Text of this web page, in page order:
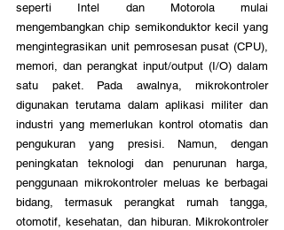
seperti Intel dan Motorola mulai
mengembangkan chip semikonduktor kecil yang
mengintegrasikan unit pemrosesan pusat (CPU),
memori, dan perangkat input/output (I/O) dalam
satu paket. Pada awalnya, mikrokontroler
digunakan terutama dalam aplikasi militer dan
industri yang memerlukan kontrol otomatis dan
pengukuran yang presisi. Namun, dengan
peningkatan teknologi dan penurunan harga,
penggunaan mikrokontroler meluas ke berbagai
bidang, termasuk perangkat rumah tangga,
otomotif, kesehatan, dan hiburan. Mikrokontroler